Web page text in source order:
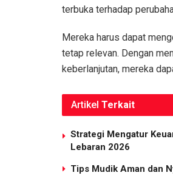
terbuka terhadap
Mereka harus dapat
tetap relevan. Dengan
keberlanjutan, mereka
Artikel Terkait
Strategi Mengatur
Lebaran 2026
Tips Mudik Aman dan